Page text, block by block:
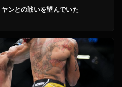
ンとの戦いを望んでいた